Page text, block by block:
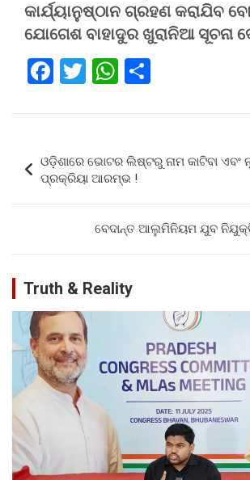
କାର୍ଯ୍ୟାନୁଷ୍ଠାନ ଗ୍ରହଣ କରାଯିବ
ଯୋଗେଶ ବାହାଦୁର ଖୁରାନିଆ ସୂଚନା
F
ce
b
o
o
T
tt
W
at
s
A
p
p
ar
navigation
ଓଡ଼ିଶାରେ ଭୋଟର ଲିଷ୍ଟରୁ ନାମ କାଟିବା ଏବଂ
ପ୍ରକ୍ରିୟା ଆରମ୍ଭ !
ବେଦାନ୍ତ ଆଲୁମିନିୟମ ଯୁବ
Truth & Reality